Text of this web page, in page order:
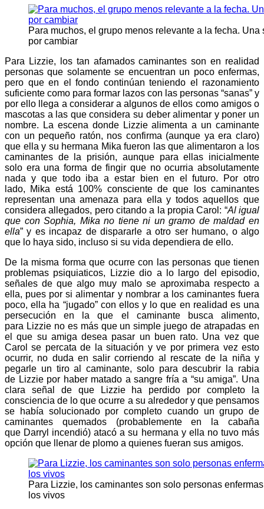
Para muchos, el grupo menos relevante a la fecha.
por cambiar
Para Lizzie, los tan afamados caminantes son en realidad
personas que solamente se encuentran un poco enfermas,
pero que en el fondo continúan teniendo el razonamiento
suficiente como para formar lazos con las personas “sanas” y
por ello llega a considerar a algunos de ellos como amigos o
mascotas a las que considera su deber alimentar y poner un
nombre. La escena donde Lizzie alimenta a un caminante
con un pequeño ratón, nos confirma (aunque ya era claro)
que ella y su hermana Mika fueron las que alimentaron a los
caminantes de la prisión, aunque para ellas inicialmente
solo era una forma de fingir que no ocurria absolutamente
nada y que todo iba a estar bien en el futuro. Por otro
lado, Mika está 100% consciente de que los caminantes
representan una amenaza para ella y todos aquellos que
considera allegados, pero citando a la propia Carol: “Al igual
que con Sophia, Mika no tiene ni un gramo de maldad en
ella” y es incapaz de dispararle a otro ser humano, o algo
que lo haya sido, incluso si su vida dependiera de ello.
De la misma forma que ocurre con las personas que tienen
problemas psiquiaticos, Lizzie dio a lo largo del episodio,
señales de que algo muy malo se aproximaba respecto a
ella, pues por si alimentar y nombrar a los caminantes fuera
poco, ella ha “jugado” con ellos y lo que en realidad es una
persecución en la que el caminante busca alimento,
para Lizzie no es más que un simple juego de atrapadas en
el que su amiga desea pasar un buen rato. Una vez que
Carol se percata de la situación y ve por primera vez esto
ocurrir, no duda en salir corriendo al rescate de la niña y
pegarle un tiro al caminante, solo para descubrir la rabia
de Lizzie por haber matado a sangre fría a “su amiga”. Una
clara señal de que Lizzie ha perdido por completo la
consciencia de lo que ocurre a su alrededor y que pensamos
se había solucionado por completo cuando un grupo de
caminantes quemados (probablemente en la cabaña
que Darryl incendió) atacó a su hermana y ella no tuvo más
opción que llenar de plomo a quienes fueran sus amigos.
Para Lizzie, los caminantes son solo personas
los vivos